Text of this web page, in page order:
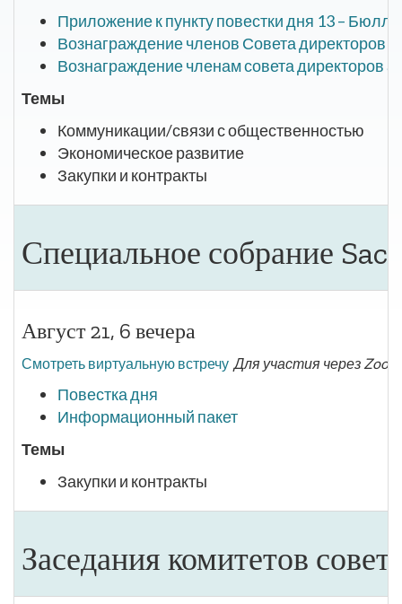
Приложение к пункту повестки дня 13 –
Вознаграждение членов Совета директоров
Вознаграждение членам совета директоров
Темы
Коммуникации/связи с общественностью
Экономическое развитие
Закупки и контракты
Специальное собрание
Август 21, 6 вечера
Смотреть виртуальную встречу Для участия через
Повестка дня
Информационный пакет
Темы
Закупки и контракты
Заседания комитетов